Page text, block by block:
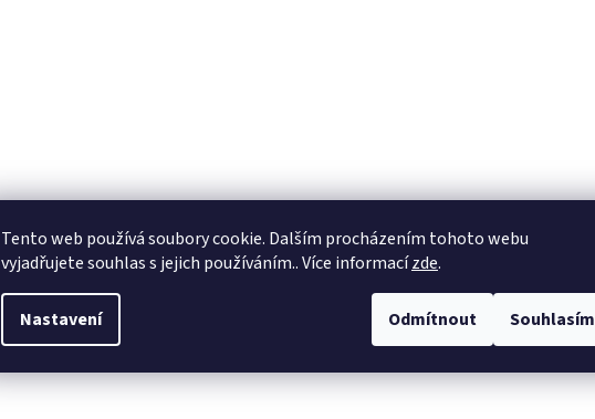
Tento web používá soubory cookie. Dalším procházením tohoto webu
vyjadřujete souhlas s jejich používáním.. Více informacízde.
Nastavení Odmítnout Souhlasím